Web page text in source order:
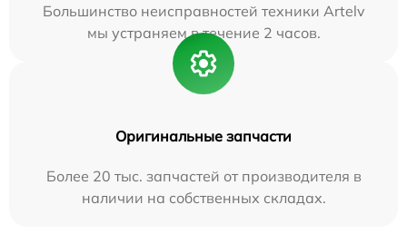
Большинство неисправностей техники Artelv
мы устраняем в течение 2 часов.
Оригинальные запчасти
Более 20 тыс. запчастей от производителя в
наличии на собственных складах.